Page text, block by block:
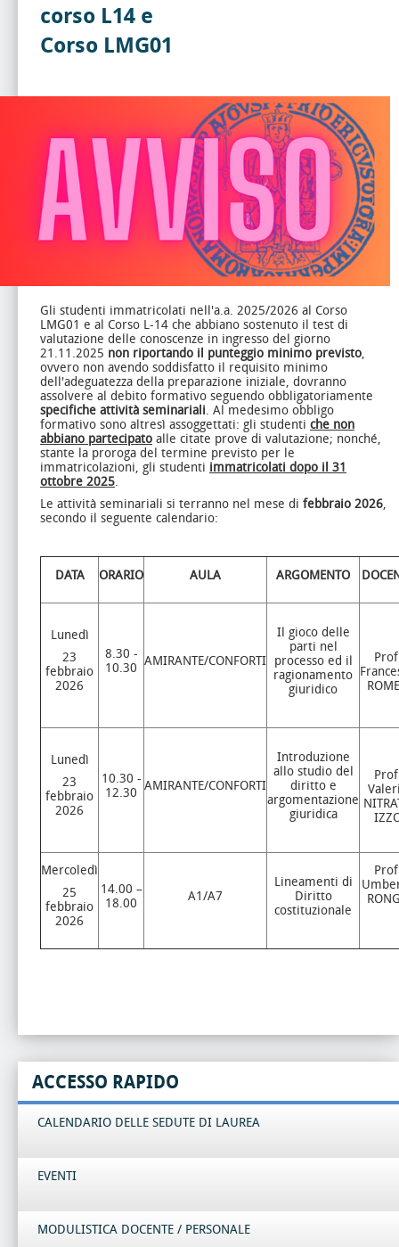
corso L14 e
Corso LMG01
Gli studenti immatricolati nell'a.a. 2025/2026 al Corso
LMG01 e al Corso L-14 che abbiano sostenuto il test di
valutazione delle conoscenze in ingresso del giorno
21.11.2025 non riportando il punteggio minimo previsto,
ovvero non avendo soddisfatto il requisito minimo
dell'adeguatezza della preparazione iniziale, dovranno
assolvere al debito formativo seguendo obbligatoriamente
specifiche attività seminariali. Al medesimo obbligo
formativo sono altresì assoggettati: gli studenti che non
abbiano partecipato alle citate prove di valutazione; nonché,
stante la proroga del termine previsto per le
immatricolazioni, gli studenti immatricolati dopo il 31
ottobre 2025.
Le attività seminariali si terranno nel mese di febbraio 2026,
secondo il seguente calendario:
DATA ORARIO AULA ARGOMENTO
Lunedì
23
febbraio
2026
8.30 -
10.30 AMIRANTE/CONFORTI
Il gioco delle
parti nel
processo ed il
ragionamento
giuridico
Lunedì
23
febbraio
2026
10.30 -
12.30 AMIRANTE/CONFORTI
Introduzione
allo studio del
diritto e
argomentazione
giuridica
Mercoledì
25
febbraio
2026
14.00 –
18.00
A1/A7
Lineamenti di
Diritto
costituzionale
ACCESSO RAPIDO
CALENDARIO DELLE SEDUTE DI LAUREA
EVENTI
MODULISTICA DOCENTE / PERSONALE